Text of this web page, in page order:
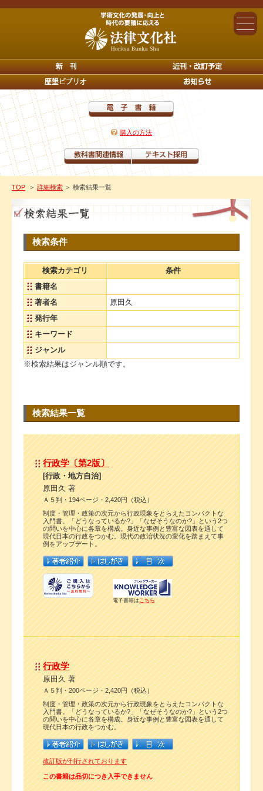
購入の方法
TOP ＞ 詳細検索 ＞ 検索結果一覧
検索条件
検索カテゴリ
条件
書籍名
著者名
原田久
発行年
キーワード
ジャンル
※検索結果はジャンル順です。
検索結果一覧
行政学〔第2版〕
[行政・地方自治]
原田久 著
Ａ５判・194ページ・2,420円（税込）
制度・管理・政策の次元から行政現象をとらえたコンパクトな
入門書。「どうなっているか?」「なぜそうなのか?」という2つ
の問いを中心に各章を構成。身近な事例と豊富な図表を通して
現代日本の行政をつかむ。現代の政治状況の変化を踏まえて事
例をアップデート。
電子書籍はこちら
行政学
原田久 著
Ａ５判・200ページ・2,420円（税込）
制度・管理・政策の次元から行政現象をとらえたコンパクトな
入門書。「どうなっているか?」「なぜそうなのか?」という2つ
の問いを中心に各章を構成。身近な事例と豊富な図表を通して
現代日本の行政をつかむ。
改訂版が刊行されております
この書籍は品切につき入手できません